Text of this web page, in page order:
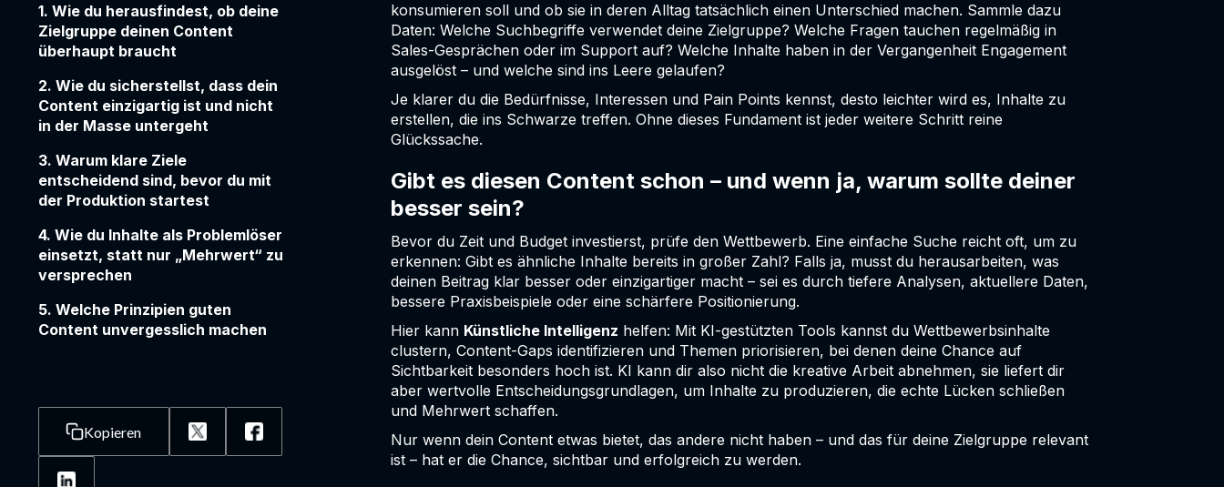
1. Wie du herausfindest, ob deine
Zielgruppe deinen Content
überhaupt braucht
2. Wie du sicherstellst, dass dein
Content einzigartig ist und nicht
in der Masse untergeht
3. Warum klare Ziele
entscheidend sind, bevor du mit
der Produktion startest
4. Wie du Inhalte als Problemlöser
einsetzt, statt nur „Mehrwert“ zu
versprechen
5. Welche Prinzipien guten
Content unvergesslich machen
Kopieren
konsumieren soll und ob sie in deren Alltag tatsächlich einen Unterschied machen. Sammle dazu
Daten: Welche Suchbegriffe verwendet deine Zielgruppe? Welche Fragen tauchen regelmäßig in
Sales-Gesprächen oder im Support auf? Welche Inhalte haben in der Vergangenheit Engagement
ausgelöst – und welche sind ins Leere gelaufen?
Je klarer du die Bedürfnisse, Interessen und Pain Points kennst, desto leichter wird es, Inhalte zu
erstellen, die ins Schwarze treffen. Ohne dieses Fundament ist jeder weitere Schritt reine
Glückssache.
Gibt es diesen Content schon – und wenn ja, warum sollte deiner
besser sein?
Bevor du Zeit und Budget investierst, prüfe den Wettbewerb. Eine einfache Suche reicht oft, um zu
erkennen: Gibt es ähnliche Inhalte bereits in großer Zahl? Falls ja, musst du herausarbeiten, was
deinen Beitrag klar besser oder einzigartiger macht – sei es durch tiefere Analysen, aktuellere Daten,
bessere Praxisbeispiele oder eine schärfere Positionierung.
Hier kann Künstliche Intelligenz helfen: Mit KI-gestützten Tools kannst du Wettbewerbsinhalte
clustern, Content-Gaps identifizieren und Themen priorisieren, bei denen deine Chance auf
Sichtbarkeit besonders hoch ist. KI kann dir also nicht die kreative Arbeit abnehmen, sie liefert dir
aber wertvolle Entscheidungsgrundlagen, um Inhalte zu produzieren, die echte Lücken schließen
und Mehrwert schaffen.
Nur wenn dein Content etwas bietet, das andere nicht haben – und das für deine Zielgruppe relevant
ist – hat er die Chance, sichtbar und erfolgreich zu werden.